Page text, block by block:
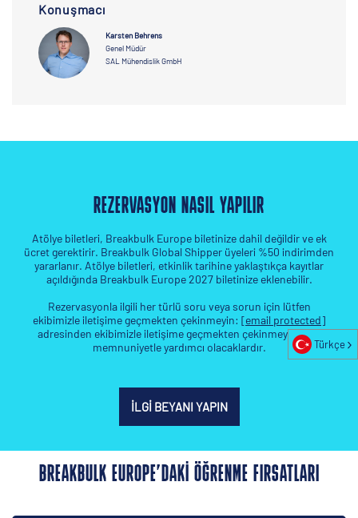
Konuşmacı
Karsten Behrens
Genel Müdür
SAL Mühendislik GmbH
REZERVASYON NASIL YAPILIR
Atölye biletleri, Breakbulk Europe biletinize dahil değildir ve ek
ücret gerektirir. Breakbulk Global Shipper üyeleri %50 indirimden
yararlanır. Atölye biletleri, etkinlik tarihine yaklaştıkça kayıtlar
açıldığında Breakbulk Europe 2027 biletinize eklenebilir.
Rezervasyonla ilgili her türlü soru veya sorun için lütfen
ekibimizle iletişime geçmekten çekinmeyin: [email protected]
adresinden ekibimizle iletişime geçmekten çekinmeyin; size
memnuniyetle yardımcı olacaklardır.
İLGI BEYANI YAPIN
BREAKBULK EUROPE’DAKI ÖĞRENME FIRSATLARI
Türkçe